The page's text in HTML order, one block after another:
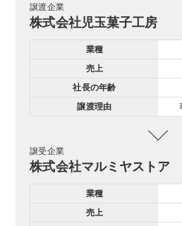
譲渡企業
株式会社児玉菓子工房
業種
売上
社長の年齢
譲渡理由
譲受企業
株式会社マルミヤストア
業種
売上